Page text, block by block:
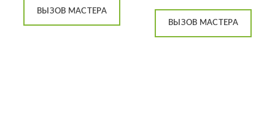
ВЫЗОВ МАСТЕРА
ВЫЗОВ МАСТЕРА